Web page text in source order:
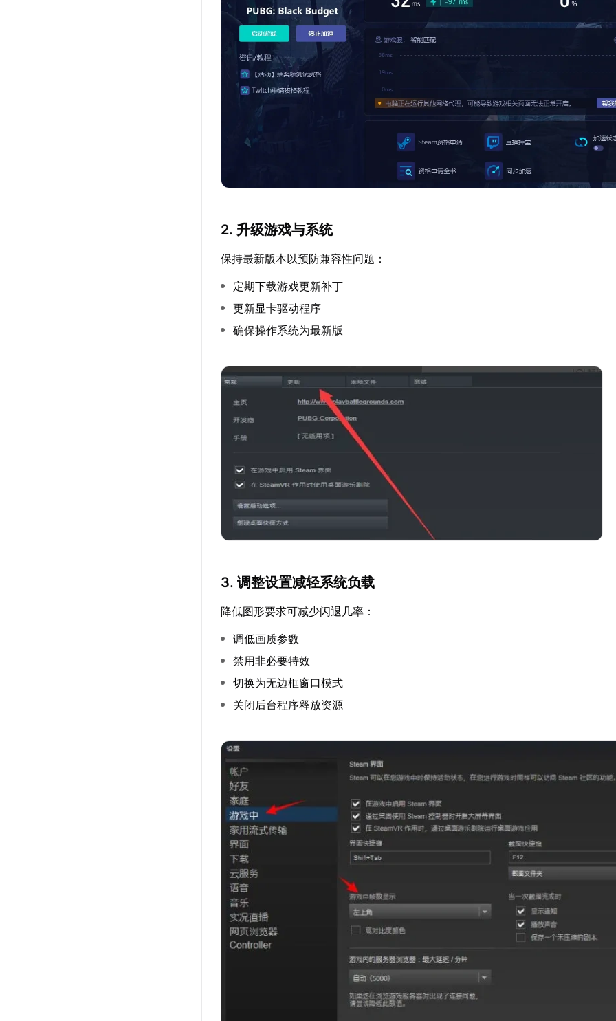
2. 升级游戏与系统
保持最新版本以预防兼容性问题：
定期下载游戏更新补丁
更新显卡驱动程序
确保操作系统为最新版
3. 调整设置减轻系统负载
降低图形要求可减少闪退几率：
调低画质参数
禁用非必要特效
切换为无边框窗口模式
关闭后台程序释放资源